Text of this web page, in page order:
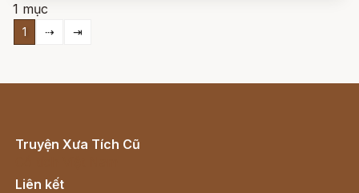
người nhỏ bé đẹp trai, tính hay bông đùa
nhưng tốt bụng.
1 mục
1 ⇢ ⇥
Truyện Xưa Tích Cũ
Liên kết